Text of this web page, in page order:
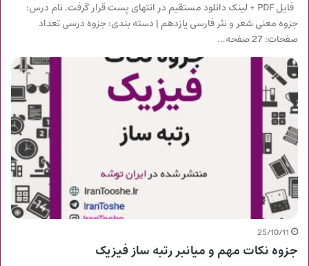
فایل PDF + لینک دانلود مستقیم در انتهای پست قرار گرفت. نام درس:
جزوه معنی شعر و نثر فارسی یازدهم | دسته بندی: جزوه درسی تعداد
صفحات: 27 صفحه…
25/10/11
جزوه نکات مهم و میانبر رتبه ساز فیزیک